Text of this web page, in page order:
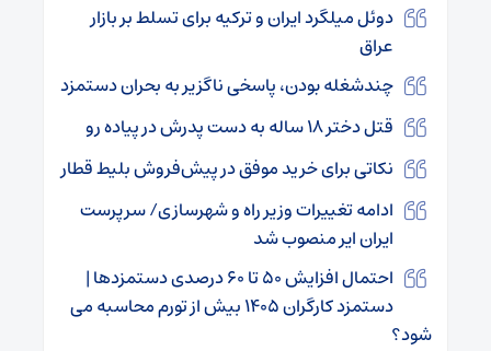
دوئل میلگرد ایران و ترکیه برای تسلط بر بازار
عراق
چندشغله بودن، پاسخی ناگزیر به بحران دستمزد
قتل دختر ۱۸ ساله به دست پدرش در پیاده رو
نکاتی برای خرید موفق در پیش‌فروش بلیط قطار
ادامه تغییرات وزیر راه و شهرسازی/ سرپرست
ایران ایر منصوب شد
احتمال افزایش ۵۰ تا ۶۰ درصدی دستمزدها |
دستمزد کارگران ۱۴۰۵ بیش از تورم محاسبه می
شود؟